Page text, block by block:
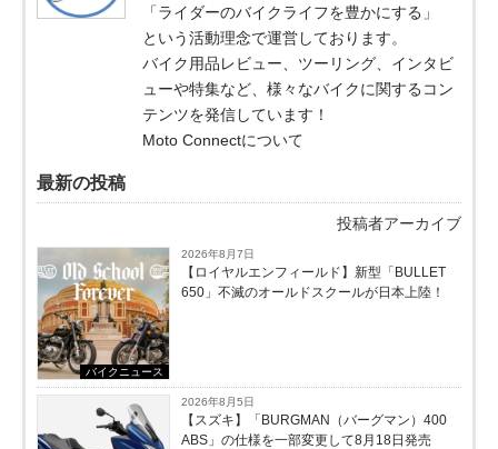
「ライダーのバイクライフを豊かにする」
という活動理念で運営しております。
バイク用品レビュー、ツーリング、インタビ
ューや特集など、様々なバイクに関するコン
テンツを発信しています！
Moto Connectについて
最新の投稿
投稿者アーカイブ
バイクニュース
2026年8月7日
【ロイヤルエンフィールド】新型「BULLET
650」不滅のオールドスクールが⽇本上陸！
2026年8月5日
【スズキ】「BURGMAN（バーグマン）400
ABS」の仕様を一部変更して8月18日発売